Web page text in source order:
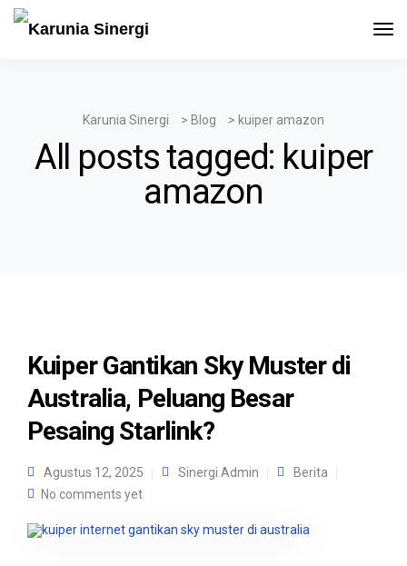
Karunia Sinergi > Blog > kuiper amazon
All posts tagged: kuiper
amazon
Kuiper Gantikan Sky Muster di
Australia, Peluang Besar
Pesaing Starlink?
Agustus 12, 2025 Sinergi Admin
Berita
No comments yet